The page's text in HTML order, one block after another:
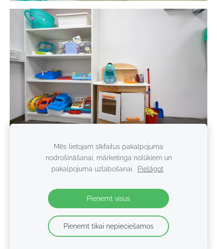
SIA ABAistaba - ABA terapijas centrs Rīgā 2025
Mēs lietojam sīkfailus pakalpojuma
nodrošināšanai, mārketinga nolūkiem un
pakalpojuma uzlabošanai.
Pielāgot
Pieņemt visus
Pieņemt tikai nepieciešamos